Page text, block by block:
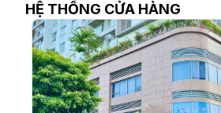
HỆ THỐNG CỬA HÀNG